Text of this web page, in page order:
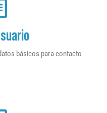
básicos para contacto